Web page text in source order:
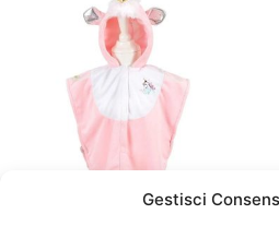
Gestisci